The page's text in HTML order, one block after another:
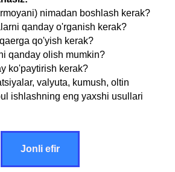
nimadan boshlash kerak?
qanday o'rganish kerak?
qo'yish kerak?
qanday olish mumkin?
ko'paytirish kerak?
valyuta, kumush, oltin
ishlashning eng yaxshi usullari
Jonli efir